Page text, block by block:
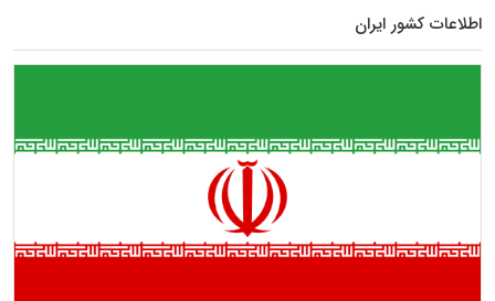
اطلاعات کشور ایران